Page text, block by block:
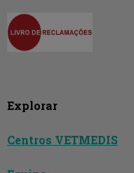
Explorar
Centros VETMEDIS